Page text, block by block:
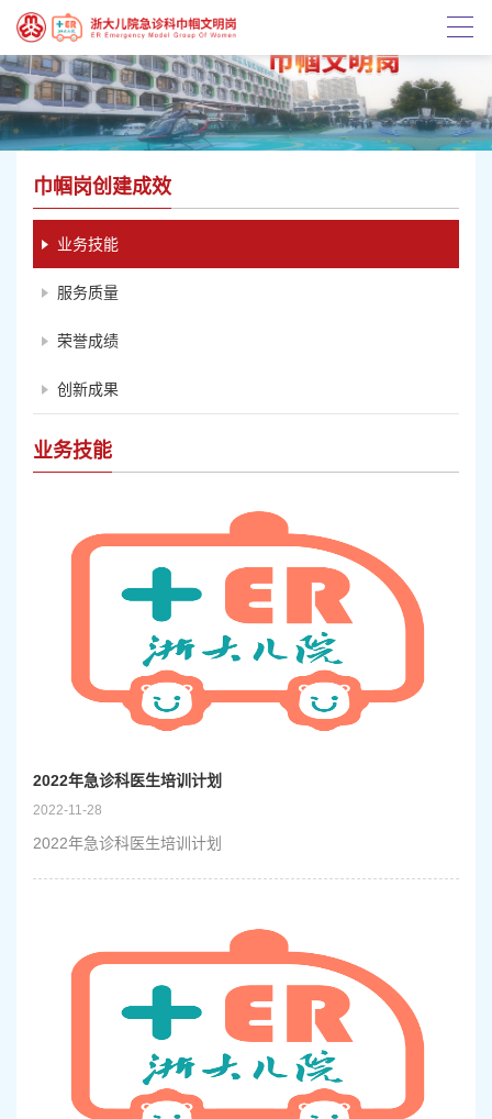
巾帼岗创建成效
业务技能
服务质量
荣誉成绩
创新成果
业务技能
2022-11-28
2022年急诊科医生培训计划
2022年急诊科医生培训计划